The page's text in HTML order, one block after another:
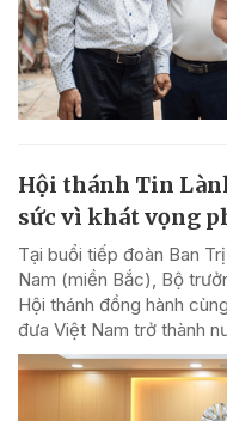
Hội thánh Tin
sức vì khát vọng
Tại buổi tiếp đoàn Ban
Nam (miền Bắc), Bộ
Hội thánh đồng hành
đưa Việt Nam trở thành